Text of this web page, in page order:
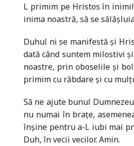
L primim pe Hristos în
inima noastră, să se
Duhul ni se manifestă și
dată când suntem milostivi
noastre, prin oboselile și
primim cu răbdare și cu
Să ne ajute bunul
nu numai în brațe,
înșine pentru a-L iubi mai
Duh, în vecii vecilor. Amin.